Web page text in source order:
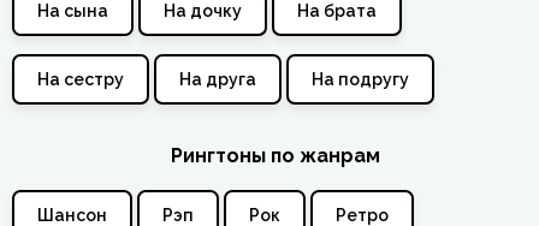
На сына На дочку На брата
На сестру На друга На подругу
Рингтоны по жанрам
Шансон Рэп Рок Ретро